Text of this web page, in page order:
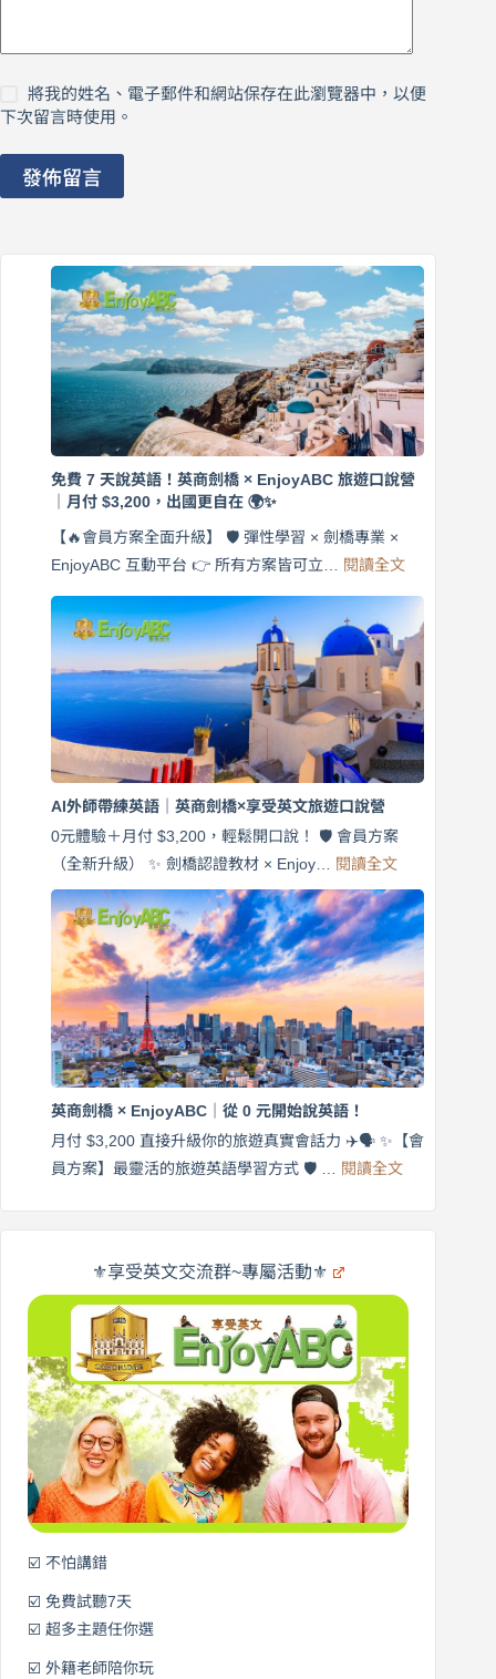
將我的姓名、電子郵件和網站保存在此瀏覽器中，以便
下次留言時使用。
發佈留言
免費 7 天說英語！英商劍橋 × EnjoyABC 旅遊口說營
｜月付 $3,200，出國更自在 🌍✨
【🔥會員方案全面升級】 🛡️ 彈性學習 × 劍橋專業 ×
EnjoyABC 互動平台 👉 所有方案皆可立… 閱讀全文:
天
說
英
語！
英
商
劍
口
說
營
月
$3,200，
出
國
在
AI外師帶練英語｜英商劍橋×享受英文旅遊口說營
0元體驗＋月付 $3,200，輕鬆開口說！ 🛡️ 會員方案
（全新升級） ✨ 劍橋認證教材 × Enjoy… 閱讀全文:
外
師
帶
英
｜
英
商
×
享
口
說
英商劍橋 × EnjoyABC｜從 0 元開始說英語！
月付 $3,200 直接升級你的旅遊真實會話力 ✈️🗣️ ✨【會
員方案】最靈活的旅遊英語學習方式 🛡️ … 閱讀全文:
商
劍
｜
元
英
語！
⚜️享受英文交流群~專屬活動⚜️
☑️ 不怕講錯
☑️ 免費試聽7天
☑️ 超多主題任你選
☑️ 外籍老師陪你玩